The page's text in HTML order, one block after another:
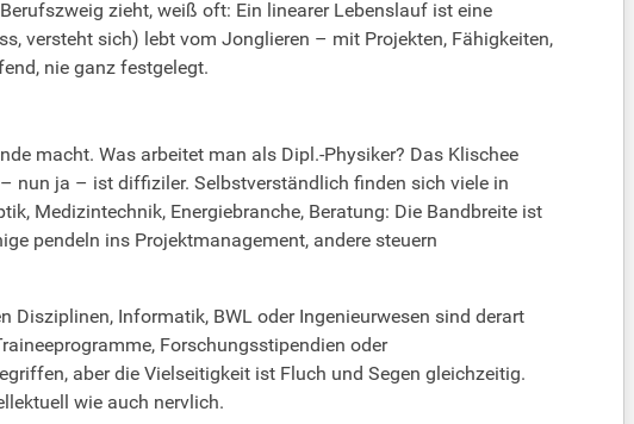
zieht, weiß oft: Ein linearer Lebenslauf ist eine
versteht sich) lebt vom Jonglieren – mit Projekten, Fähigkeiten,
nie ganz festgelegt.
macht. Was arbeitet man als Dipl.-Physiker? Das Klischee
nun ja – ist diffiziler. Selbstverständlich finden sich viele in
Medizintechnik, Energiebranche, Beratung: Die Bandbreite ist
pendeln ins Projektmanagement, andere steuern
Disziplinen, Informatik, BWL oder Ingenieurwesen sind derart
Forschungsstipendien oder
aber die Vielseitigkeit ist Fluch und Segen gleichzeitig.
wie auch nervlich.